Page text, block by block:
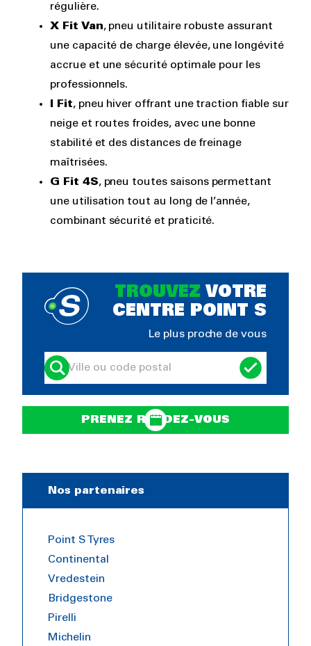
régulière.
X Fit Van, pneu utilitaire robuste assurant
une capacité de charge élevée, une longévité
accrue et une sécurité optimale pour les
professionnels.
I Fit, pneu hiver offrant une traction fiable sur
neige et routes froides, avec une bonne
stabilité et des distances de freinage
maîtrisées.
G Fit 4S, pneu toutes saisons permettant
une utilisation tout au long de l’année,
combinant sécurité et praticité.
TROUVEZ VOTRE
CENTRE POINT S
Le plus proche de vous
PRENEZ RENDEZ-VOUS
Nos partenaires
Point S Tyres
Continental
Vredestein
Bridgestone
Pirelli
Michelin